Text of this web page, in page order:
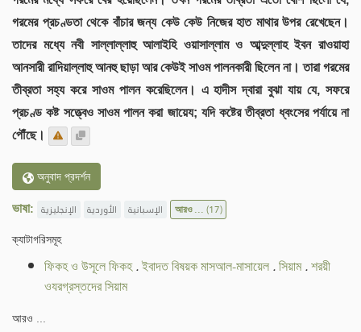
গরমের প্রচণ্ডতা থেকে বাঁচার জন্য কেউ কেউ নিজের হাত মাথার উপর রেখেছেন।
তাদের মধ্যে নবী সাল্লাল্লাহু আলাইহি ওয়াসাল্লাম ও আব্দুল্লাহ ইবন রাওয়াহা
আনসারী রাদিয়াল্লাহু আনহু ছাড়া আর কেউই সাওম পালনকারী ছিলেন না। তারা গরমের
তীব্রতা সহ্য করে সাওম পালন করেছিলেন। এ হাদীস দ্বারা বুঝা যায় যে, সফরে
প্রচণ্ড কষ্ট সত্ত্বেও সাওম পালন করা জায়েয; যদি কষ্টের তীব্রতা ধ্বংসের পর্যায়ে না
পৌঁছে।
অনুবাদ প্রদর্শন
ভাষা: الإنجليزية الأوردية الإسبانية আরও ...(17)
ক্যাটাগরিসমূহ
ফিকহ ও উসূলে ফিকহ.ইবাদত বিষয়ক মাসআল-মাসায়েল.সিয়াম.শরয়ী
ওযরগ্রস্তদের সিয়াম
আরও ...